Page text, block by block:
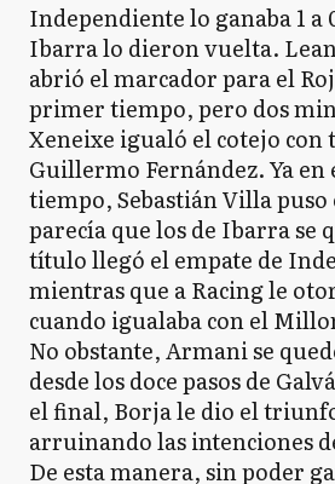
Independiente lo ganaba 1 a
Ibarra lo dieron vuelta.
abrió el marcador para el
primer tiempo, pero dos
Xeneixe igualó el cotejo con
Guillermo Fernández. Ya en
tiempo, Sebastián Villa puso
parecía que los de Ibarra se
título llegó el empate de
mientras que a Racing le
cuando igualaba con el
No obstante, Armani se
desde los doce pasos de
el final, Borja le dio el
arruinando las intenciones
De esta manera, sin poder